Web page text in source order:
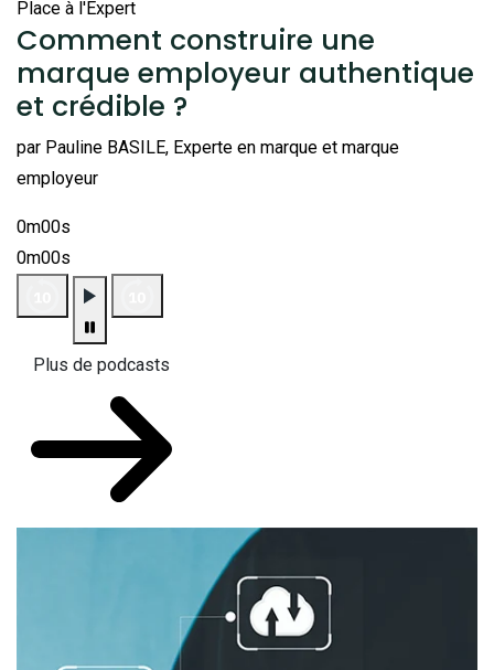
Place à l'Expert
Comment construire une
marque employeur authentique
et crédible ?
par Pauline BASILE, Experte en marque et marque
employeur
0m00s
0m00s
Plus de podcasts